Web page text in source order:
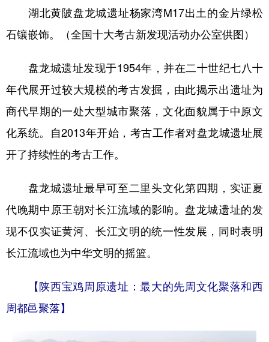
湖北黄陂盘龙城遗址杨家湾M17出土的金片绿松
石镶嵌饰。（全国十大考古新发现活动办公室供图）
盘龙城遗址发现于1954年，并在二十世纪七八十
年代展开过较大规模的考古发掘，由此揭示出遗址为
商代早期的一处大型城市聚落，文化面貌属于中原文
化系统。自2013年开始，考古工作者对盘龙城遗址展
开了持续性的考古工作。
盘龙城遗址最早可至二里头文化第四期，实证夏
代晚期中原王朝对长江流域的影响。盘龙城遗址的发
现不仅实证黄河、长江文明的统一性发展，同时表明
长江流域也为中华文明的摇篮。
【陕西宝鸡周原遗址：最大的先周文化聚落和西
周都邑聚落】